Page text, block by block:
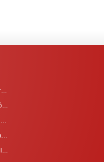
Mensaje de Mons. Juan Miguel Castro Rojas por el 69º Aniversario de Radio Sinaí
Primera Convivencia de Mujeres 2026 reúne a jóvenes en proceso de discernimiento vocacional
Mons. Mark celebró Domingo de la Alegría en el Sur
Mons. Mark visita Térraba, tierra desde donde parte la evangelización
Mons. Mark comparte con jóvenes que se rehabilitan en Comunidad Cenáculo